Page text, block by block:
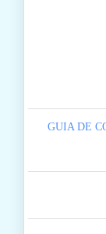
GUIA DE